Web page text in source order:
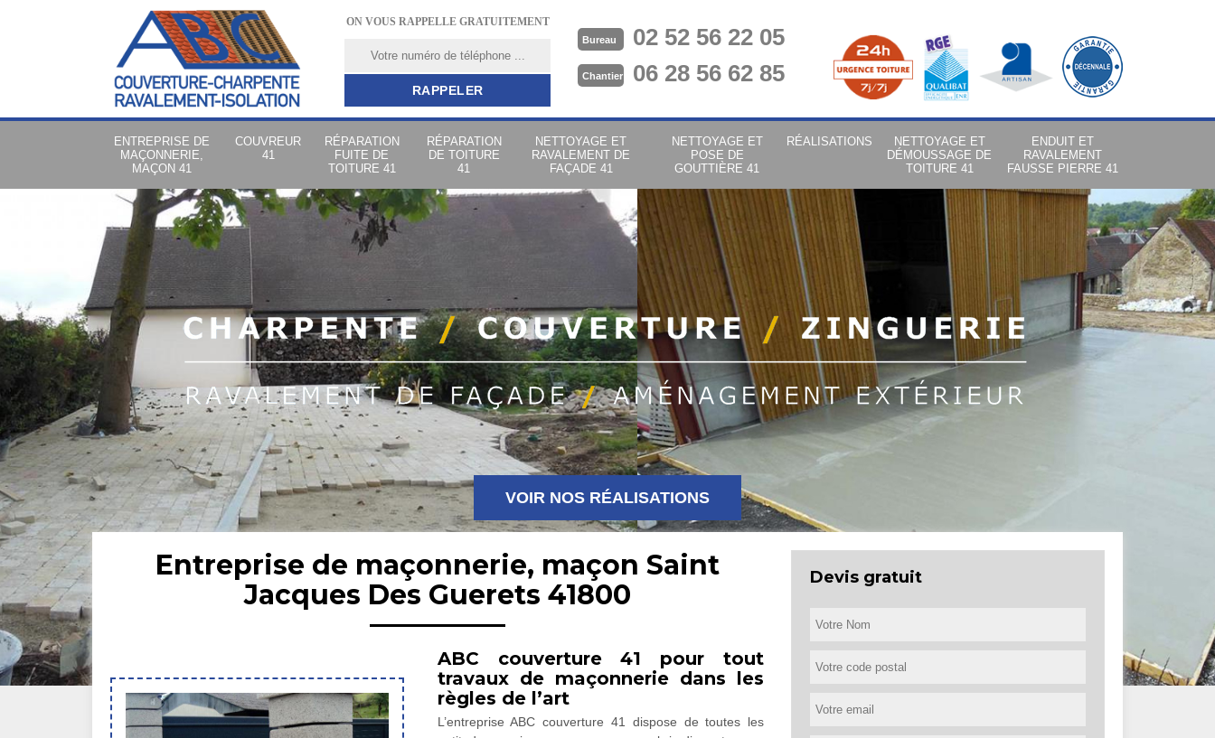
ON VOUS RAPPELLE GRATUITEMENT
Bureau 02 52 56 22 05
Chantier 06 28 56 62 85
ENTREPRISE DE
MAÇONNERIE,
MAÇON 41
COUVREUR
41
RÉPARATION
FUITE DE
TOITURE 41
RÉPARATION
DE TOITURE
41
NETTOYAGE ET
RAVALEMENT DE
FAÇADE 41
NETTOYAGE ET
POSE DE
GOUTTIÈRE 41
RÉALISATIONS
NETTOYAGE ET
DÉMOUSSAGE DE
TOITURE 41
ENDUIT ET
RAVALEMENT
FAUSSE PIERRE 41
VOIR NOS RÉALISATIONS
Entreprise de maçonnerie, maçon Saint
Jacques Des Guerets 41800
ABC couverture 41 pour tout
travaux de maçonnerie dans les
règles de l’art
L’entreprise ABC couverture 41 dispose de toutes les
Devis gratuit